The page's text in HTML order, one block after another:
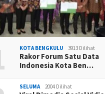
KOTA BENGKULU 3913 Dilihat
Rakor Forum Satu Data
Indonesia Kota Ben…
SELUMA 2004 Dilihat